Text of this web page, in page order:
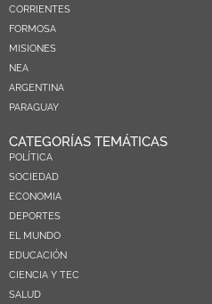
CORRIENTES
FORMOSA
MISIONES
NEA
ARGENTINA
PARAGUAY
CATEGORÍAS TEMÁTICAS
POLÍTICA
SOCIEDAD
ECONOMIA
DEPORTES
EL MUNDO
EDUCACIÓN
CIENCIA Y TEC
SALUD